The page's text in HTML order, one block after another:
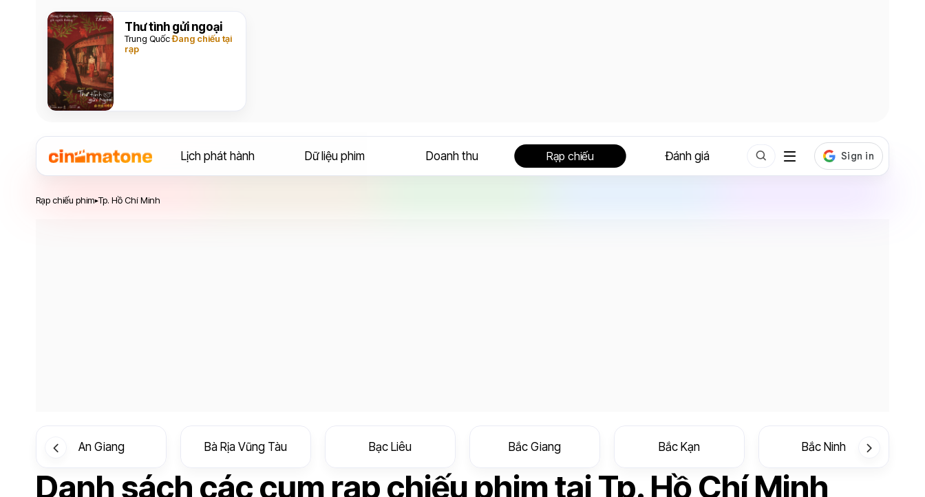
Thư tình gửi ngoại
Trung QuốcĐang chiếu tại
rạp
Lịch phát hành Dữ liệu phim Doanh thu Rạp chiếu Đánh giá
Rạp chiếu phim▸Tp. Hồ Chí Minh
An Giang Bà Rịa Vũng Tàu Bạc Liêu Bắc Giang Bắc Kạn Bắc Ninh
Danh sách các cụm rạp chiếu phim tại Tp. Hồ Chí Minh